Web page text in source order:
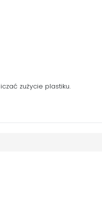
zużycie plastiku.